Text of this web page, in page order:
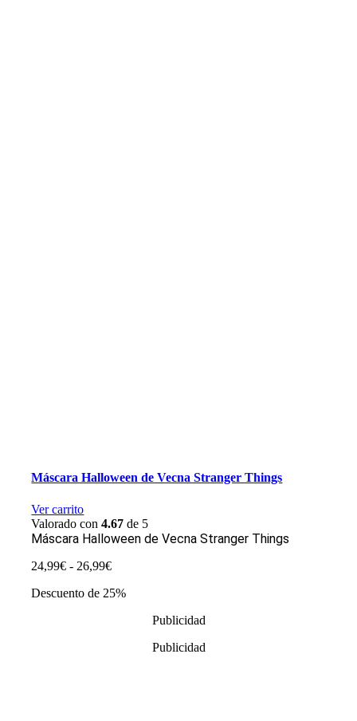
Máscara Halloween de Vecna Stranger Things
Ver carrito
Valorado con4.67 de 5
Máscara Halloween de Vecna Stranger Things
24,99€ - 26,99€Rango
precios:
Descuento de 25%
Publicidad
Publicidad